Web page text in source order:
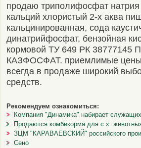
продаю триполифосфат
кальций хлористый 2-х аква
кальцинированная, сода
динатрийфосфат, бензойная
кормовой ТУ 649 РК 38777145
КАЗФОСФАТ. приемлимые
всегда в продаже широкий
средств.
Рекомендуем ознакомиться:
Компания "Динамика" набирает служащих
Продаются комбикорма для с.х.
ЗЦМ "КАРАВАЕВСКИЙ" российского
Сено